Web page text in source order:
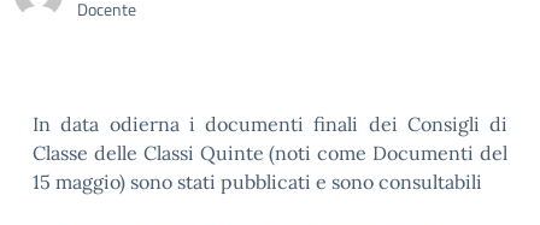
Docente
In data odierna i documenti finali dei Consigli di
Classe delle Classi Quinte (noti come Documenti del
15 maggio) sono stati pubblicati e sono consultabili